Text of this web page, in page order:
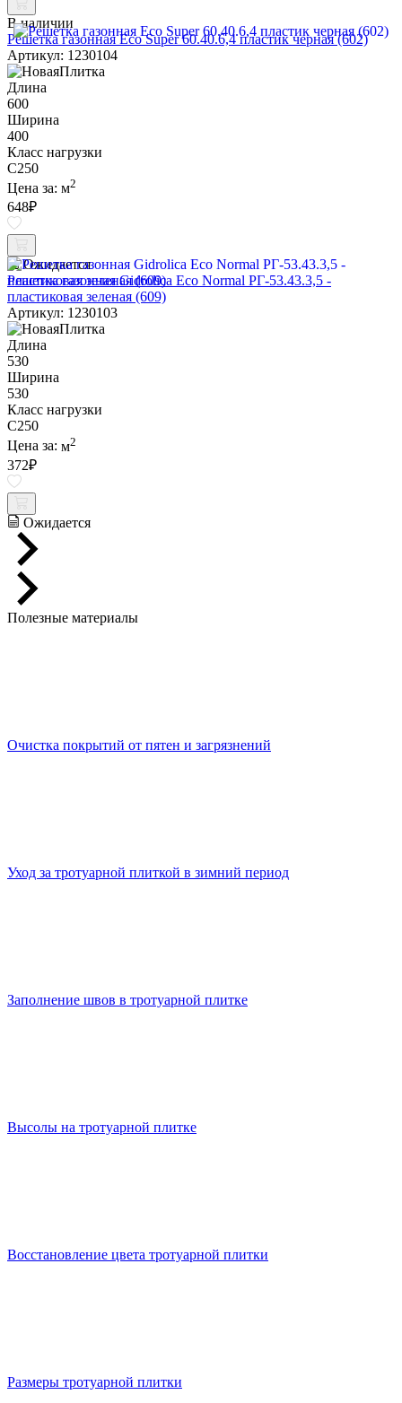
В наличии
Решетка газонная Eco Super 60.40.6,4 пластик черная (602)
Артикул: 1230104
Длина
600
Ширина
400
Класс нагрузки
C250
Цена за: м2
648₽
Ожидается
Решетка газонная Gidrolica Eco Normal РГ-53.43.3,5 -
пластиковая зеленая (609)
Артикул: 1230103
Длина
530
Ширина
530
Класс нагрузки
C250
Цена за: м2
372₽
Ожидается
Полезные материалы
Очистка покрытий от пятен и загрязнений
Уход за тротуарной плиткой в зимний период
Заполнение швов в тротуарной плитке
Высолы на тротуарной плитке
Восстановление цвета тротуарной плитки
Размеры тротуарной плитки